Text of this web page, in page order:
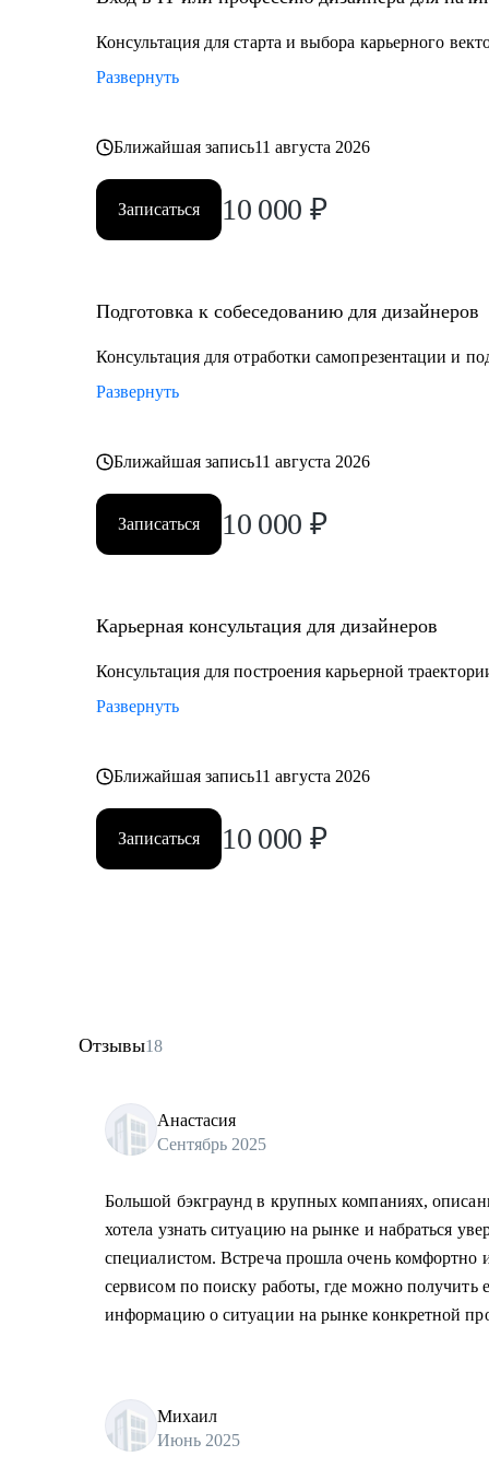
• Тем, кто хочет стать дизайнером в IT
• Тем, кто хочет войти в IT и начать строить карьеру
Обращайся ко мне, если нужна помощь с
Консультация для старта и выбора карьерного
Развернуть
Ближайшая запись11 августа 2026
Записаться 10 000 ₽
Подготовка к собеседованию для дизайнеров
Консультация для отработки самопрезентации и
Развернуть
Ближайшая запись11 августа 2026
Записаться 10 000 ₽
Карьерная консультация для дизайнеров
Консультация для построения карьерной
Развернуть
Ближайшая запись11 августа 2026
Записаться 10 000 ₽
Отзывы18
Анастасия
Сентябрь 2025
Большой бэкграунд в крупных компаниях,
хотела узнать ситуацию на рынке и набраться
специалистом. Встреча прошла очень комфортно
сервисом по поиску работы, где можно получить
информацию о ситуации на рынке конкретной
Михаил
Июнь 2025